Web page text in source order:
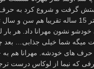
گرفت و شروع کرد به حرف
نشون مهرانا داد. هر بار
میگه شما خیلی جذابی…
حرف های خودشه. مهرانا هم
که نیما از لوکاس درست